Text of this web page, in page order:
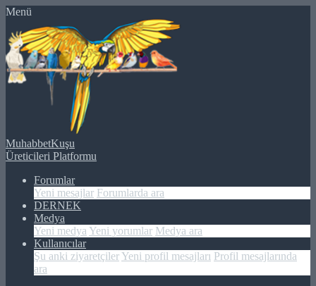
Menü
MuhabbetKuşu
Üreticileri Platformu
Forumlar
Yeni mesajlar Forumlarda ara
DERNEK
Medya
Yeni medya Yeni yorumlar Medya ara
Kullanıcılar
Şu anki ziyaretçilerYeni profil mesajları Profil mesajlarında
ara